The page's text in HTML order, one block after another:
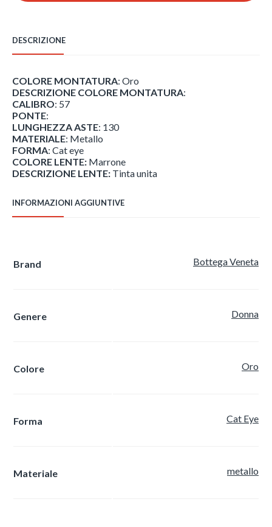
DESCRIZIONE
COLORE MONTATURA: Oro
DESCRIZIONE COLORE MONTATURA:
CALIBRO: 57
PONTE:
LUNGHEZZA ASTE: 130
MATERIALE: Metallo
FORMA: Cat eye
COLORE LENTE: Marrone
DESCRIZIONE LENTE: Tinta unita
INFORMAZIONI AGGIUNTIVE
Brand Bottega Veneta
Genere Donna
Colore Oro
Forma Cat Eye
Materiale metallo